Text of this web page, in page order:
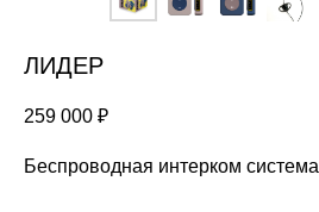
ЛИДЕР
259 000 ₽
Беспроводная интерком система